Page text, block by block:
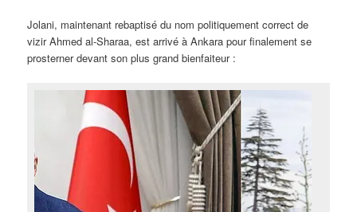
Jolani, maintenant rebaptisé du nom politiquement correct de
vizir Ahmed al-Sharaa, est arrivé à Ankara pour finalement se
prosterner devant son plus grand bienfaiteur :